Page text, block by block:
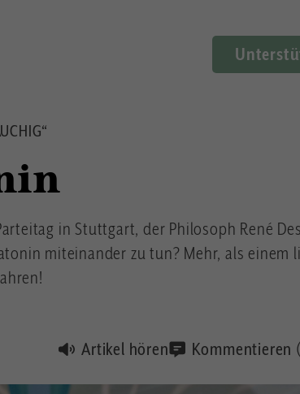
in Stuttgart, der Philosoph René
miteinander zu tun? Mehr, als einem
Artikel hören Kommentieren